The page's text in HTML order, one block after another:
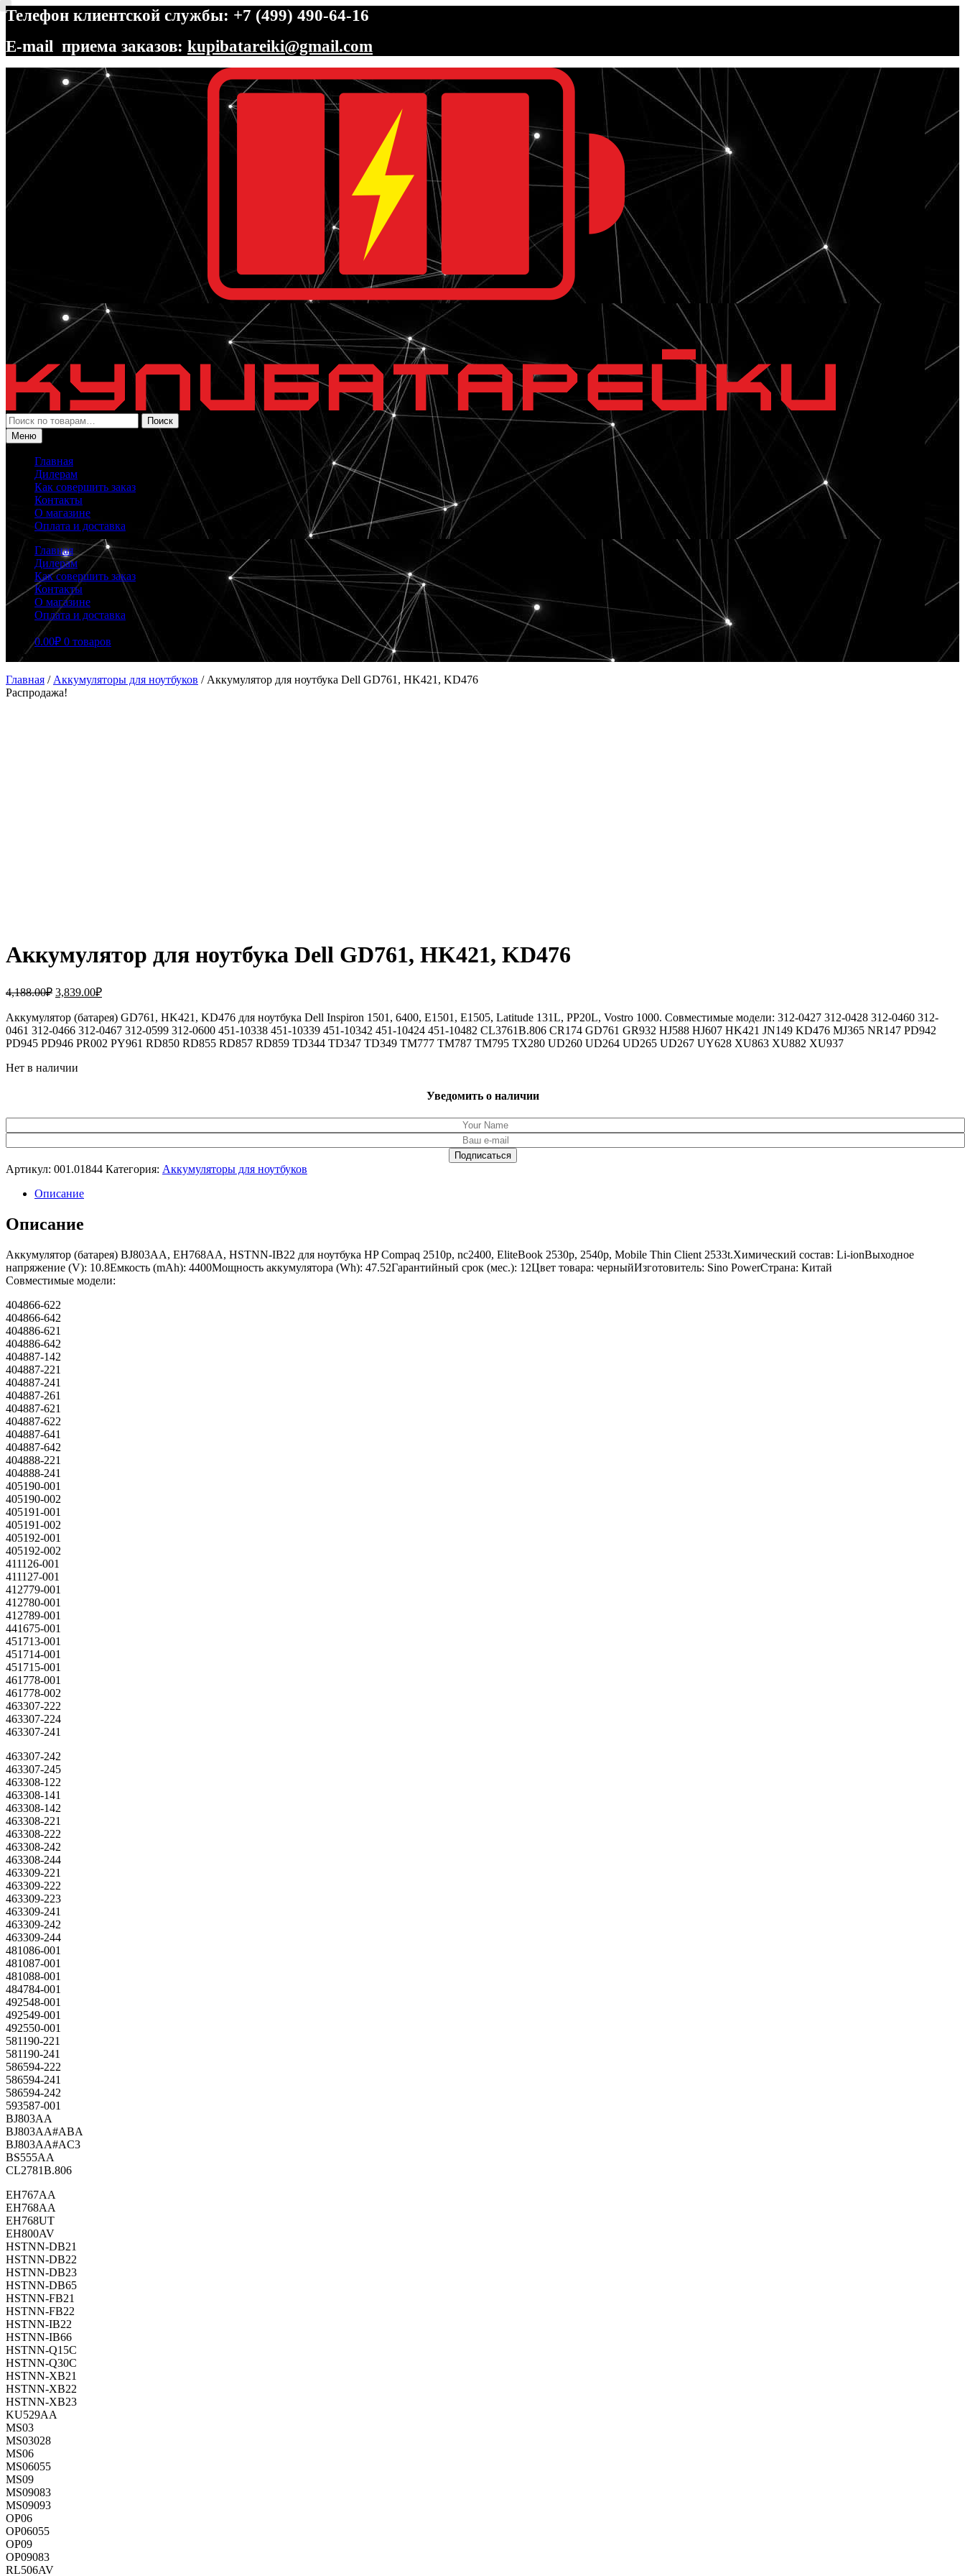
Телефон клиентской службы: +7 (499) 490-64-16
E-mail приема заказов: kupibatareiki@gmail.com
Перейти
навигации
Перейти
содержимому
Искать:
Поиск
Меню
Главная
Дилерам
Как совершить заказ
Контакты
О магазине
Оплата и доставка
Главная
Дилерам
Как совершить заказ
Контакты
О магазине
Оплата и доставка
0.00₽ 0 товаров
Главная / Аккумуляторы для ноутбуков / Аккумулятор для ноутбука Dell GD761, HK421, KD476
Распродажа!
Аккумулятор для ноутбука Dell GD761, HK421, KD476
4,188.00₽ Первоначальная
составляла
4,188.00₽.
3,839.00₽Текущая
3,839.00₽.
Аккумулятор (батарея) GD761, HK421, KD476 для ноутбука Dell Inspiron 1501, 6400, E1501, E1505, Latitude 131L, PP20L, Vostro 1000. Совместимые модели: 312-0427 312-0428 312-0460 312-
0461 312-0466 312-0467 312-0599 312-0600 451-10338 451-10339 451-10342 451-10424 451-10482 CL3761B.806 CR174 GD761 GR932 HJ588 HJ607 HK421 JN149 KD476 MJ365 NR147 PD942
PD945 PD946 PR002 PY961 RD850 RD855 RD857 RD859 TD344 TD347 TD349 TM777 TM787 TM795 TX280 UD260 UD264 UD265 UD267 UY628 XU863 XU882 XU937
Нет в наличии
Уведомить о наличии
Артикул: 001.01844 Категория: Аккумуляторы для ноутбуков
Описание
Описание
Аккумулятор (батарея) BJ803AA, EH768AA, HSTNN-IB22 для ноутбука HP Compaq 2510p, nc2400, EliteBook 2530p, 2540p, Mobile Thin Client 2533t.Химический состав: Li-ionВыходное
напряжение (V): 10.8Емкость (mAh): 4400Мощность аккумулятора (Wh): 47.52Гарантийный срок (мес.): 12Цвет товара: черныйИзготовитель: Sino PowerСтрана: Китай
Совместимые модели:
404866-622
404866-642
404886-621
404886-642
404887-142
404887-221
404887-241
404887-261
404887-621
404887-622
404887-641
404887-642
404888-221
404888-241
405190-001
405190-002
405191-001
405191-002
405192-001
405192-002
411126-001
411127-001
412779-001
412780-001
412789-001
441675-001
451713-001
451714-001
451715-001
461778-001
461778-002
463307-222
463307-224
463307-241
463307-242
463307-245
463308-122
463308-141
463308-142
463308-221
463308-222
463308-242
463308-244
463309-221
463309-222
463309-223
463309-241
463309-242
463309-244
481086-001
481087-001
481088-001
484784-001
492548-001
492549-001
492550-001
581190-221
581190-241
586594-222
586594-241
586594-242
593587-001
BJ803AA
BJ803AA#ABA
BJ803AA#AC3
BS555AA
CL2781B.806
EH767AA
EH768AA
EH768UT
EH800AV
HSTNN-DB21
HSTNN-DB22
HSTNN-DB23
HSTNN-DB65
HSTNN-FB21
HSTNN-FB22
HSTNN-IB22
HSTNN-IB66
HSTNN-Q15C
HSTNN-Q30C
HSTNN-XB21
HSTNN-XB22
HSTNN-XB23
KU529AA
MS03
MS03028
MS06
MS06055
MS09
MS09083
MS09093
OP06
OP06055
OP09
OP09083
RL506AV